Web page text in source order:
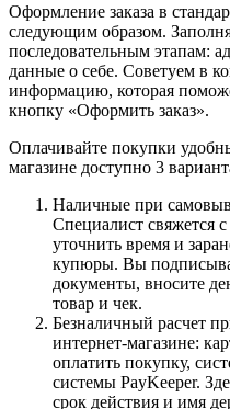
Оформление заказа в
следующим образом.
последовательным этапам:
данные о себе. Советуем в
информацию, которая
кнопку «Оформить заказ».
Оплачивайте покупки
магазине доступно 3
Наличные при
Специалист свяжется
уточнить время и
купюры. Вы
документы, вносите
товар и чек.
Безналичный расчет
интернет-магазине:
оплатить покупку,
системы PayKeeper.
срок действия и имя